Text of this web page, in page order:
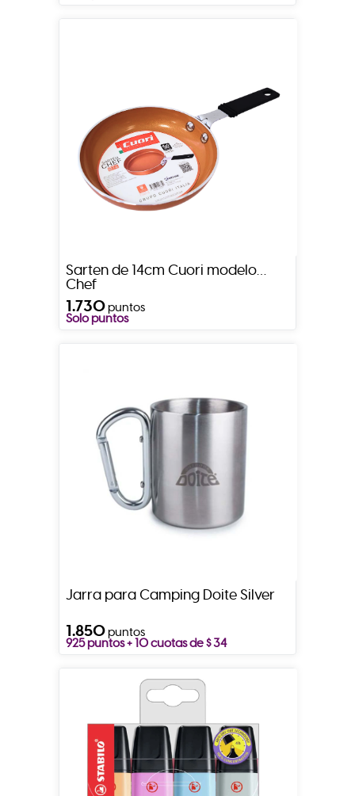
Sarten de 14cm Cuori modelo
Chef
1.730puntos
Solo puntos
Jarra para Camping Doite Silver
1.850puntos
925 puntos + 10 cuotas de $ 34